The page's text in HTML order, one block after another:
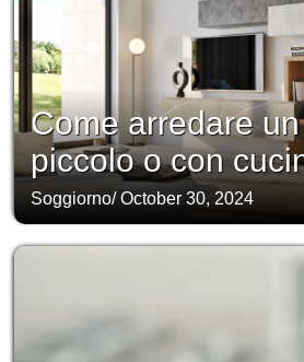
Come arredare
piccolo o con
Soggiorno/October 30, 2024